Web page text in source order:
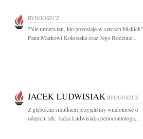
BYDGOSZCZ
"Nie umiera ten, kto pozostaje w sercach bliskich"
Panu Markowi Kokoszka oraz Jego Rodzinie...
JACEK LUDWISIAK BYDGOSZCZ
Z głębokim smutkiem przyjęliśmy wiadomość o
odejściu lek. Jacka Ludwisiaka periodontologa...